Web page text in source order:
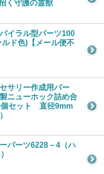
く守護の霊獣
イラル型パーツ100
ド色)【メール便不
サリー作成用パー
ニューホック詰め合
個セット 直径9mm
パーツ6228－4（ハ